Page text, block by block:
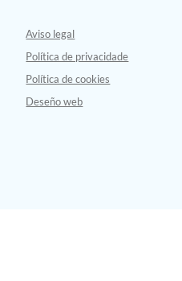
Aviso legal
Política de privacidade
Política de cookies
Deseño web